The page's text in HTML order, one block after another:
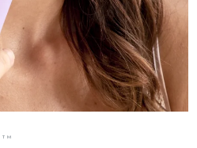
TM